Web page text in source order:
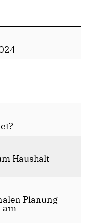
Haushalt
Planung
am